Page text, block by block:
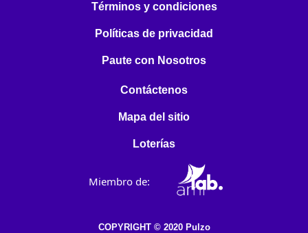
Términos y condiciones
Políticas de privacidad
Paute con Nosotros
Contáctenos
Mapa del sitio
Loterías
Miembro de:
COPYRIGHT © 2020 Pulzo